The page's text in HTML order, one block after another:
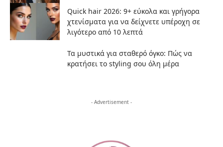
Quick hair 2026: 9+ εύκολα και γρήγορα
χτενίσματα για να δείχνετε υπέροχη σε
λιγότερο από 10 λεπτά
Τα μυστικά για σταθερό όγκο: Πώς να
κρατήσει το styling σου όλη μέρα
- Advertisement -